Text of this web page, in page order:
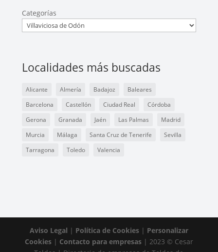
Categorías
Localidades más buscadas
Alicante Almería Badajoz
Baleares
Barcelona
Castellón Ciudad Real
Córdoba
Gerona
Granada Jaén Las Palmas
Madrid
Murcia
Málaga Santa Cruz de Tenerife
Sevilla
Tarragona
Toledo Valencia
Aviso Legal | Política de Cookies| Personalizar
Cookies| Contacto para empresas| 2023 © Cesar